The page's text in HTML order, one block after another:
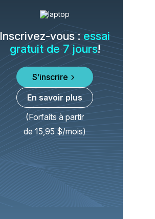
Inscrivez-vous :essai
gratuit de 7 jours!
S’inscrire
En savoir plus
(Forfaits à partir
de 15,95 $/mois)